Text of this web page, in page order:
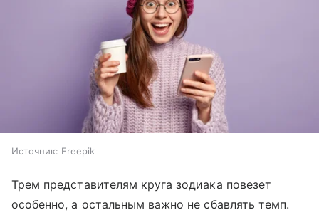
Источник: Freepik
Трем представителям круга зодиака повезет
особенно, а остальным важно не сбавлять темп.